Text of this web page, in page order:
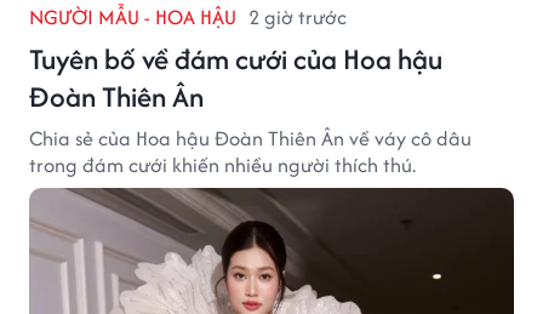
NGƯỜI MẪU - HOA HẬU 2 giờ trước
Tuyên bố về đám cưới của Hoa hậu
Đoàn Thiên Ân
Chia sẻ của Hoa hậu Đoàn Thiên Ân về váy cô dâu
trong đám cưới khiến nhiều người thích thú.